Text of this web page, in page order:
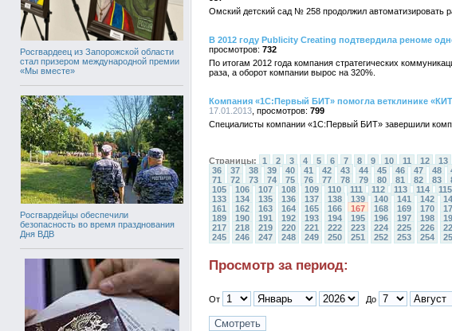
Росгвардеец из Запорожской области
стал призером международной премии
«Мы вместе»
Росгвардейцы обеспечили
безопасность во время празднования
Дня ВДВ
Омский детский сад № 258 продолжил автоматизировать
В 2012 году Publicity Creating подтвердила реноме
732
По итогам 2012 года компания стратегических
раза, а оборот компании вырос на 320%.
Компания «1С:Первый БИТ» помогла ветклинике
17.01.2013
799
Специалисты компании «1С:Первый БИТ» завершили
Страницы: 1 2 3 4 5 6 7 8 9 10 11 12 13
36
37 38 39 40 41 42 43 44 45 46 47 48
71
72 73 74 75 76 77 78 79 80 81 82 83
105
106 107 108 109 110 111 112 113 114 115
133
134 135 136 137 138 139 140 141 142
161
162 163 164 165 166 167 168 169 170
189
190 191 192 193 194 195 196 197 198
217
218 219 220 221 222 223 224 225 226
245
246 247 248 249 250 251 252 253 254
Просмотр за период:
От До